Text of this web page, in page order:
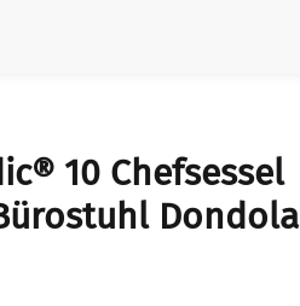
10 Chefsessel
Dondola